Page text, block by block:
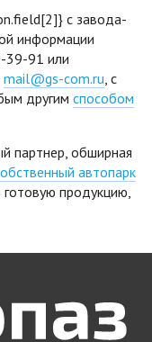
с завода-
информации
39-91 или
mail@gs-com.ru, c
другим способом
партнер, обширная
автопарк
продукцию,